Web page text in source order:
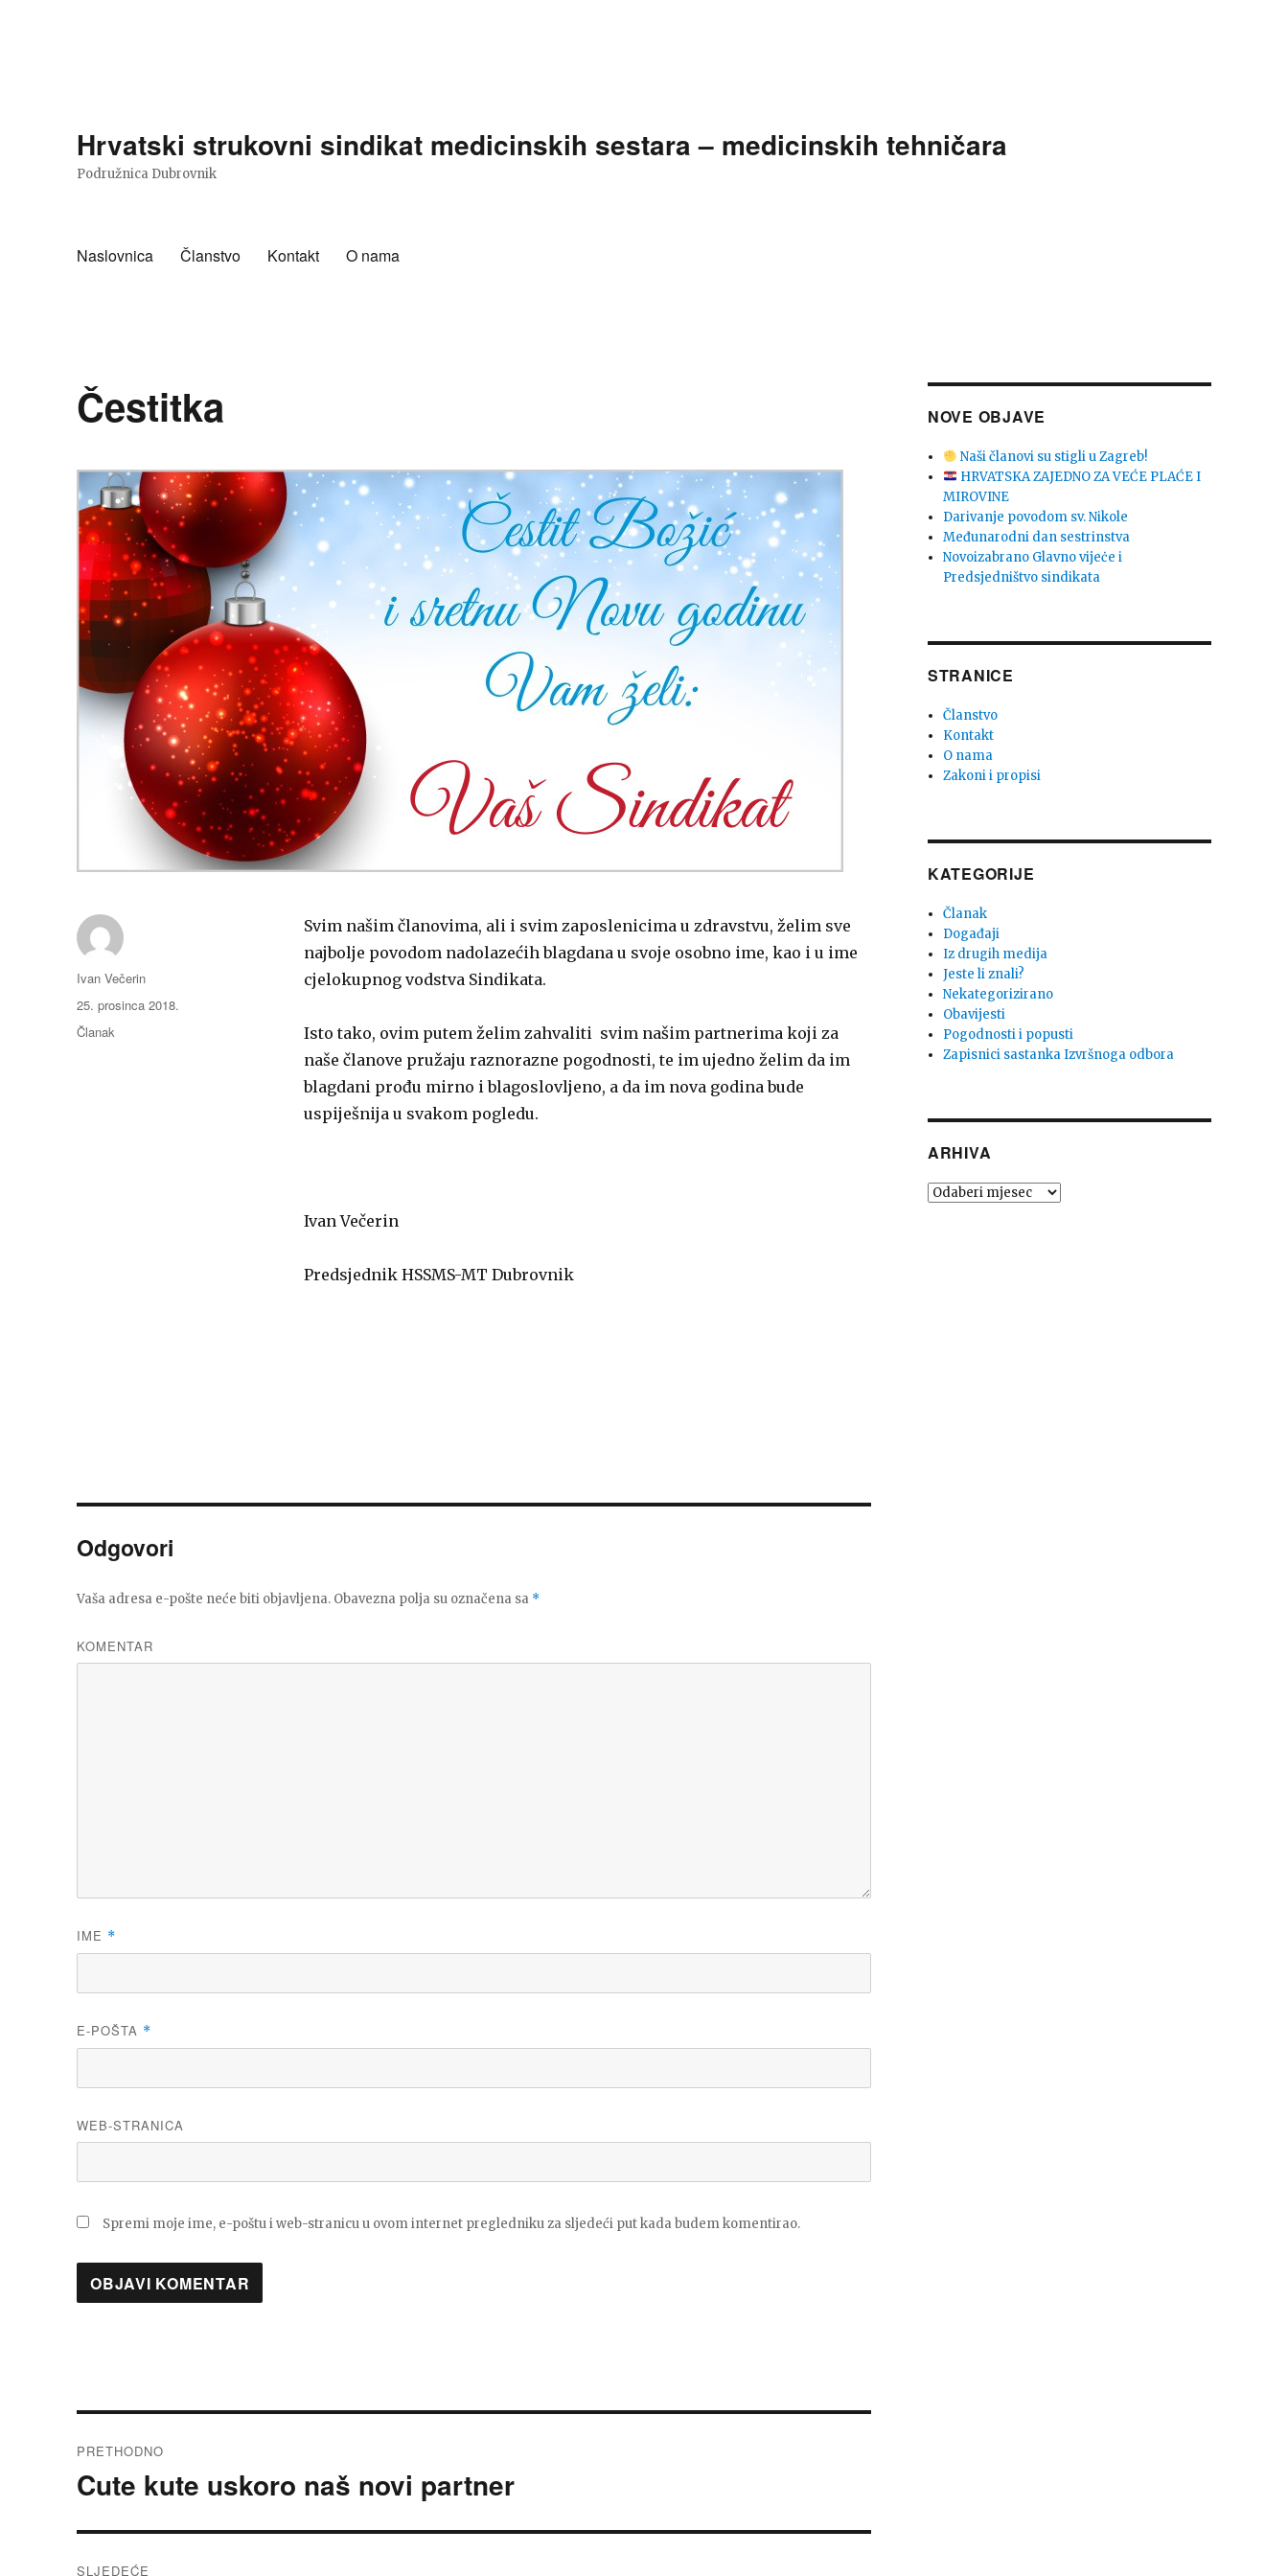
Hrvatski strukovni sindikat medicinskih sestara – medicinskih tehničara
Podružnica Dubrovnik
Naslovnica Članstvo Kontakt O nama
Čestitka
Svim našim članovima, ali i svim zaposlenicima u zdravstvu, želim sve
najbolje povodom nadolazećih blagdana u svoje osobno ime, kao i u ime
cjelokupnog vodstva Sindikata.
Isto tako, ovim putem želim zahvaliti svim našim partnerima koji za
naše članove pružaju raznorazne pogodnosti, te im ujedno želim da im
blagdani prođu mirno i blagoslovljeno, a da im nova godina bude
uspiješnija u svakom pogledu.
Ivan Večerin
Predsjednik HSSMS-MT Dubrovnik
Autor
Ivan Večerin
Objavljeno
dana
25. prosinca 2018.
Kategorije
Članak
Odgovori
Vaša adresa e-pošte neće biti objavljena. Obavezna polja su označena sa *
KOMENTAR
IME *
E-POŠTA *
WEB-STRANICA
Spremi moje ime, e-poštu i web-stranicu u ovom internet pregledniku za sljedeći put kada budem komentirao.
objava
PRETHODNO
Prethodna
Cute kute uskoro naš novi partner
SLJEDEĆE
NOVE OBJAVE
Naši članovi su stigli u Zagreb!
HRVATSKA ZAJEDNO ZA VEĆE PLAĆE I
MIROVINE
Darivanje povodom sv. Nikole
Međunarodni dan sestrinstva
Novoizabrano Glavno vijeċe i
Predsjedništvo sindikata
STRANICE
Članstvo
Kontakt
O nama
Zakoni i propisi
KATEGORIJE
Članak
Događaji
Iz drugih medija
Jeste li znali?
Nekategorizirano
Obavijesti
Pogodnosti i popusti
Zapisnici sastanka Izvršnoga odbora
ARHIVA
Arhiva